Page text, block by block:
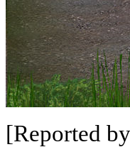
[Reported